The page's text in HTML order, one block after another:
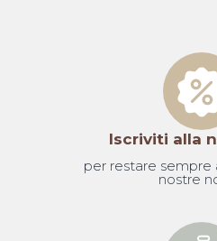
Iscriviti alla
per restare sempre
nostre